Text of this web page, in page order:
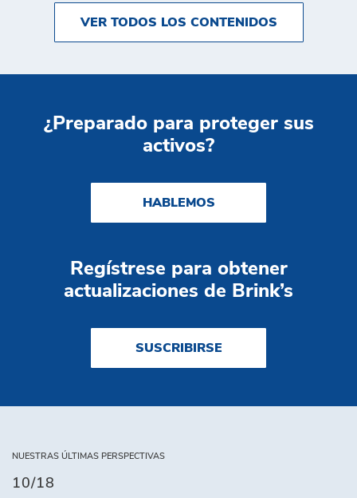
VER TODOS LOS CONTENIDOS
¿Preparado para proteger sus
activos?
HABLEMOS
Regístrese para obtener
actualizaciones de Brink’s
SUSCRIBIRSE
NUESTRAS ÚLTIMAS PERSPECTIVAS
10/18